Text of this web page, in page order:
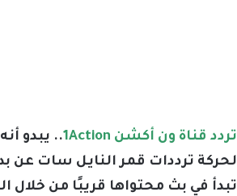
تردد قناة ون أكشن 1Action
.. يبدو
لحركة ترددات قمر النايل سات عن
تبدأ في بث محتواها قريبًا من خلال